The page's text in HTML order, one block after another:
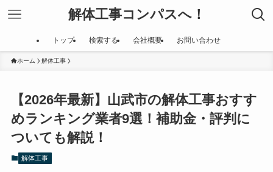
解体工事コンパスへ！
トップ 検索する 会社概要 お問い合わせ
ホーム 解体工事
【2026年最新】山武市の解体工事おすす
めランキング業者9選！補助金・評判に
ついても解説！
解体工事